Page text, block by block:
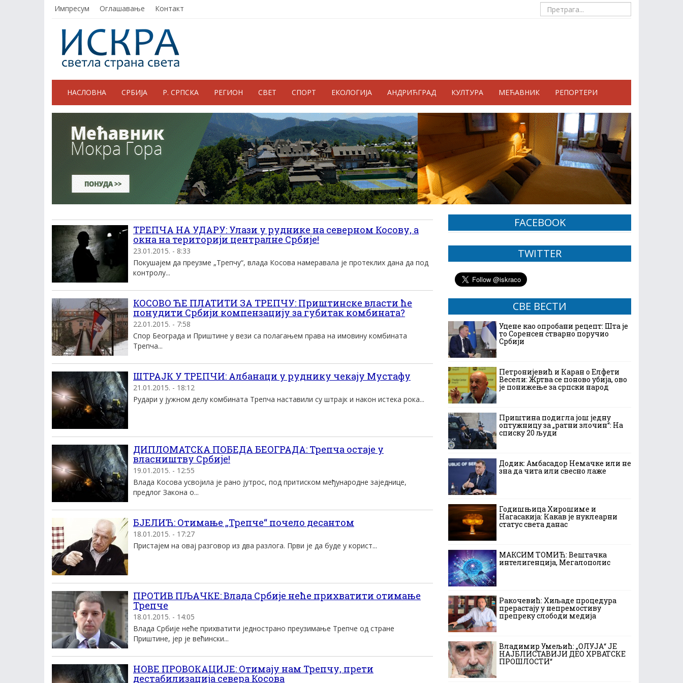
Импресум Оглашавање Контакт
НАСЛОВНА СРБИЈА Р. СРПСКА РЕГИОН СВЕТ СПОРТ ЕКОЛОГИЈА АНДРИЋГРАД КУЛТУРА МЕЋАВНИК РЕПОРТЕРИ
ТРЕПЧА НА УДАРУ: Улази у руднике на северном Косову, а
окна на територији централне Србије!
23.01.2015. - 8:33
Покушајем да преузме „Трепчу“, влада Косова намеравала је протеклих дана да под
контролу...
КОСОВО ЋЕ ПЛАТИТИ ЗА ТРЕПЧУ: Приштинске власти ће
понудити Србији компензацију за губитак комбината?
22.01.2015. - 7:58
Спор Београда и Приштине у вези са полагањем права на имовину комбината
Трепча...
ШТРАЈК У ТРЕПЧИ: Албанаци у руднику чекају Мустафу
21.01.2015. - 18:12
Рудари у јужном делу комбината Трепча наставили су штрајк и након истека рока...
ДИПЛОМАТСКА ПОБЕДА БЕОГРАДА: Трепча остаје у
власништву Србије!
19.01.2015. - 12:55
Влада Косова усвојила је рано јутрос, под притиском међународне заједнице,
предлог Закона о...
БЈЕЛИЋ: Отимање „Трепче“ почело десантом
18.01.2015. - 17:27
Пристајем на овај разговор из два разлога. Први је да буде у корист...
ПРОТИВ ПЉАЧКЕ: Влада Србије неће прихватити отимање
Трепче
18.01.2015. - 14:05
Влада Србије неће прихватити једнострано преузимање Трепче од стране
Приштине, јер је већински...
НОВЕ ПРОВОКАЦИЈЕ: Отимају нам Трепчу, прети
дестабилизација севера Косова
FACEBOOK
TWITTER
СВЕ ВЕСТИ
Уцене као опробани рецепт: Шта је
то Соренсен стварно поручио
Србији
Петронијевић и Каран о Елфети
Весели: Жртва се поново убија, ово
је понижење за српски народ
Приштина подигла још једну
оптужницу за „ратни злочин“: На
списку 20 људи
Додик: Амбасадор Немачке или не
зна да чита или свесно лаже
Годишњица Хирошиме и
Нагасакија: Какав је нуклеарни
статус света данас
МАКСИМ ТОМИЋ: Вештачка
интелигенција, Мегалополис
Ракочевић: Хиљаде процедура
прерастају у непремостиву
препреку слободи медија
Владимир Умељић: „ОЛУЈА“ ЈЕ
НАЈБЛИСТАВИЈИ ДЕО ХРВАТСКЕ
ПРОШЛОСТИ“